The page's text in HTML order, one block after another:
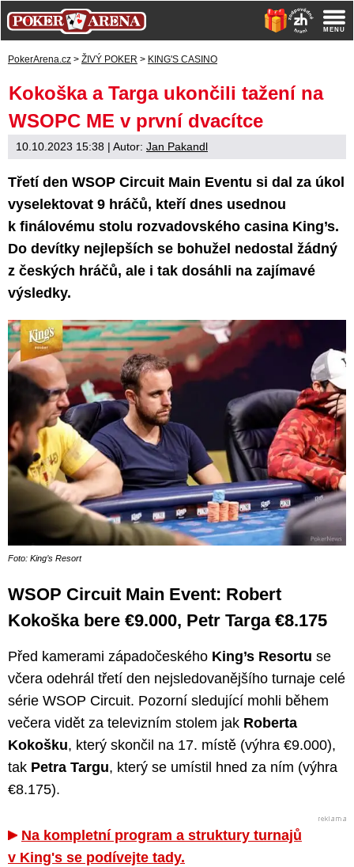
PokerArena.cz > ŽIVÝ POKER > KING'S CASINO
Kokoška a Targa ukončili tažení na
WSOPC ME v první dvacítce
10.10.2023 15:38 | Autor: Jan Pakandl
Třetí den WSOP Circuit Main Eventu si dal za úkol
vyselektovat 9 hráčů, kteří dnes usednou
k finálovému stolu rozvadovského casina King’s.
Do devítky nejlepších se bohužel nedostal žádný
z českých hráčů, ale i tak dosáhli na zajímavé
výsledky.
Foto: King’s Resort
WSOP Circuit Main Event: Robert
Kokoška bere €9.000, Petr Targa €8.175
Před kamerami západočeského King’s Resortu se
včera odehrál třetí den nejsledovanějšího turnaje celé
série WSOP Circuit. Pozorní sledující mohli během
večera vidět za televizním stolem jak Roberta
Kokošku, který skončil na 17. místě (výhra €9.000),
tak Petra Targu, který se umístil hned za ním (výhra
€8.175).
Na kompletní program a struktury turnajů
v King's se podívejte tady.